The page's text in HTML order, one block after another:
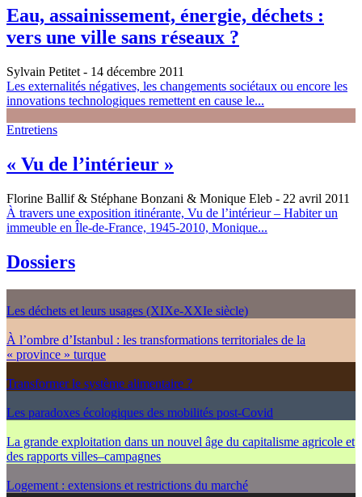
Eau, assainissement, énergie, déchets :
vers une ville sans réseaux ?
Sylvain Petitet - 14 décembre 2011
Les externalités négatives, les changements sociétaux ou encore les
innovations technologiques remettent en cause le...
Entretiens
« Vu de l’intérieur »
Florine Ballif & Stéphane Bonzani & Monique Eleb - 22 avril 2011
À travers une exposition itinérante, Vu de l’intérieur – Habiter un
immeuble en Île-de-France, 1945-2010, Monique...
Dossiers
Les déchets et leurs usages (XIXe-XXIe siècle)
À l’ombre d’Istanbul : les transformations territoriales de la
« province » turque
Transformer le système alimentaire ?
Les paradoxes écologiques des mobilités post-Covid
La grande exploitation dans un nouvel âge du capitalisme agricole et
des rapports villes–campagnes
Logement : extensions et restrictions du marché